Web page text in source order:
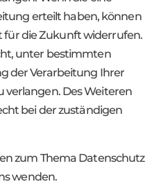
erteilt haben, können
für die Zukunft widerrufen.
unter bestimmten
der Verarbeitung Ihrer
verlangen. Des Weiteren
bei der zuständigen
zum Thema Datenschutz
wenden.